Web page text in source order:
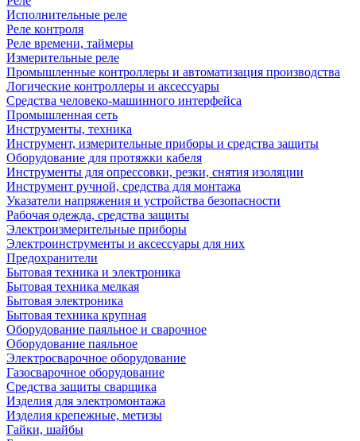
Исполнительные реле
Реле контроля
Реле времени, таймеры
Измерительные реле
Промышленные контроллеры и автоматизация производства
Логические контроллеры и аксессуары
Средства человеко-машинного интерфейса
Промышленная сеть
Инструменты, техника
Инструмент, измерительные приборы и средства защиты
Оборудование для протяжки кабеля
Инструменты для опрессовки, резки, снятия изоляции
Инструмент ручной, средства для монтажа
Указатели напряжения и устройства безопасности
Рабочая одежда, средства защиты
Электроизмерительные приборы
Электроинструменты и аксессуары для них
Предохранители
Бытовая техника и электроника
Бытовая техника мелкая
Бытовая электроника
Бытовая техника крупная
Оборудование паяльное и сварочное
Оборудование паяльное
Электросварочное оборудование
Газосварочное оборудование
Средства защиты сварщика
Изделия для электромонтажа
Изделия крепежные, метизы
Гайки, шайбы